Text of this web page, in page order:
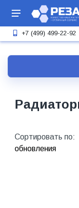
+7 (499) 499-22-92
Сортировать по:
обновления